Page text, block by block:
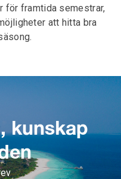
för framtida semestrar,
att hitta bra
kunskap